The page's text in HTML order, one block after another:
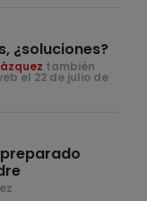
¿soluciones?
también
el 22 de julio de